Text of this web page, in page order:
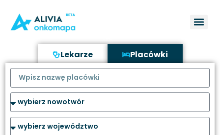
Lekarze Placówki